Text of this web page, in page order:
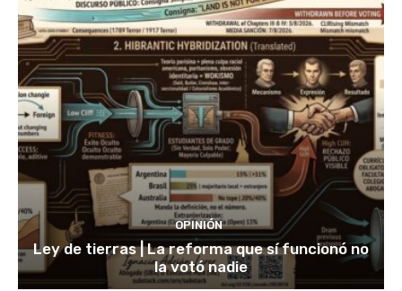
OPINIÓN
Ley de tierras | La reforma que sí funcionó no
la votó nadie